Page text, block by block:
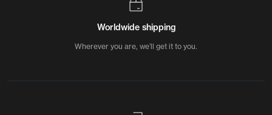
Worldwide shipping
Wherever you are, we’ll get it to you.